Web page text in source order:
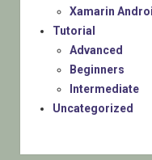
Xamarin
Tutorial
Advanced
Beginners
Intermediate
Uncategorized